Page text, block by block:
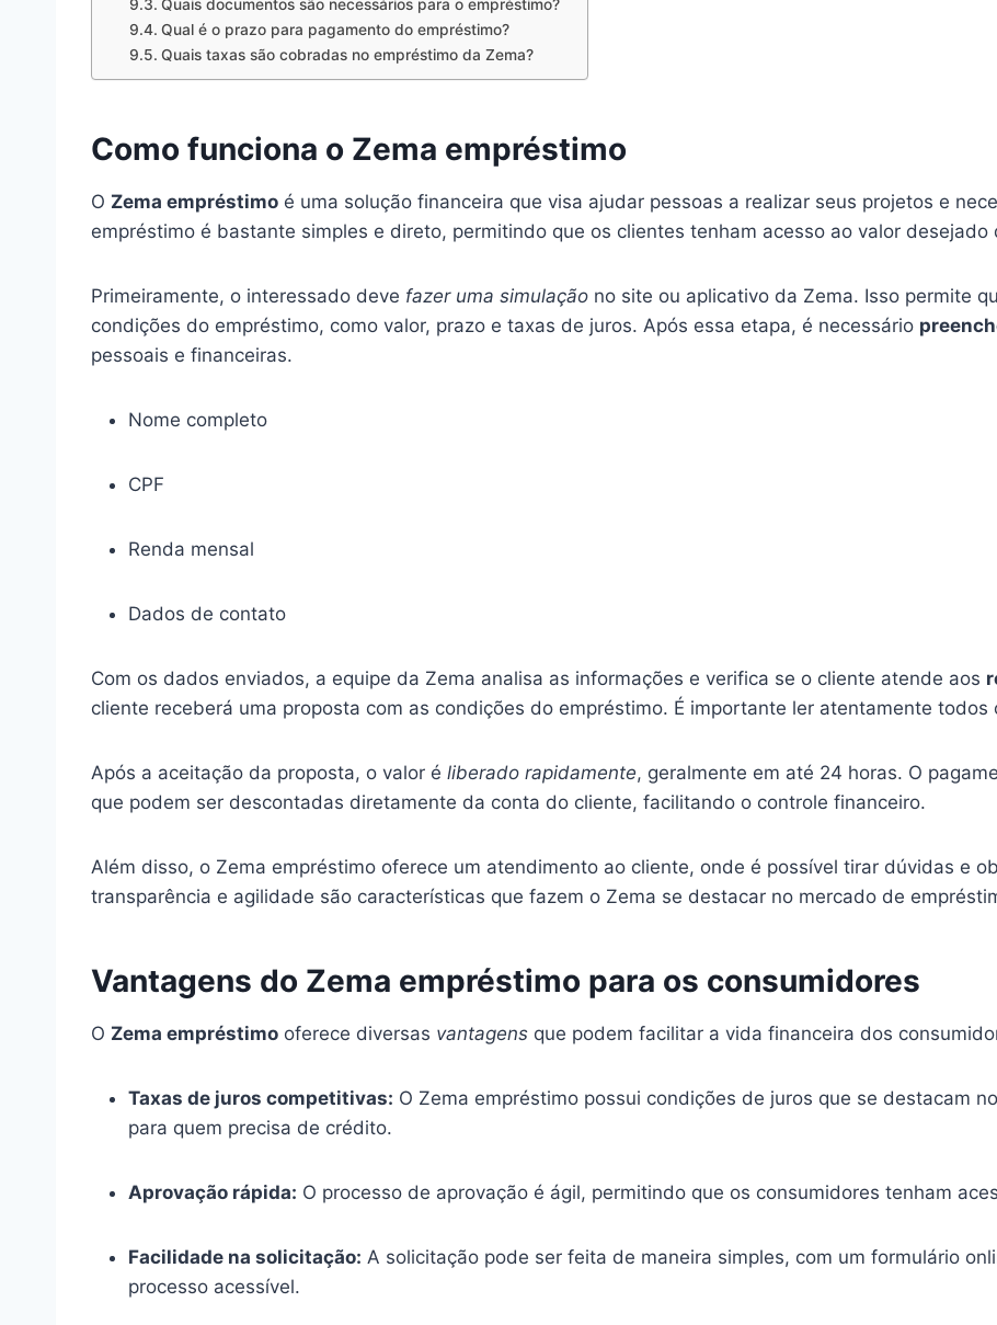
Quais documentos são necessários para o empréstimo?
Qual é o prazo para pagamento do empréstimo?
Quais taxas são cobradas no empréstimo da Zema?
Como funciona o Zema empréstimo
O Zema empréstimo é uma solução financeira que visa ajudar pessoas a realizar seus projetos e
empréstimo é bastante simples e direto, permitindo que os clientes tenham acesso ao valor desejado
Primeiramente, o interessado deve fazer uma simulação no site ou aplicativo da Zema. Isso permite
condições do empréstimo, como valor, prazo e taxas de juros. Após essa etapa, é necessário
pessoais e financeiras.
Nome completo
CPF
Renda mensal
Dados de contato
Com os dados enviados, a equipe da Zema analisa as informações e verifica se o cliente atende aos
cliente receberá uma proposta com as condições do empréstimo. É importante ler atentamente
Após a aceitação da proposta, o valor é liberado rapidamente, geralmente em até 24 horas. O
que podem ser descontadas diretamente da conta do cliente, facilitando o controle financeiro.
Além disso, o Zema empréstimo oferece um atendimento ao cliente, onde é possível tirar dúvidas e
transparência e agilidade são características que fazem o Zema se destacar no mercado de
Vantagens do Zema empréstimo para os consumidores
O Zema empréstimo oferece diversas vantagens que podem facilitar a vida financeira dos
Taxas de juros competitivas: O Zema empréstimo possui condições de juros que se destacam
para quem precisa de crédito.
Aprovação rápida: O processo de aprovação é ágil, permitindo que os consumidores tenham
Facilidade na solicitação: A solicitação pode ser feita de maneira simples, com um formulário
processo acessível.